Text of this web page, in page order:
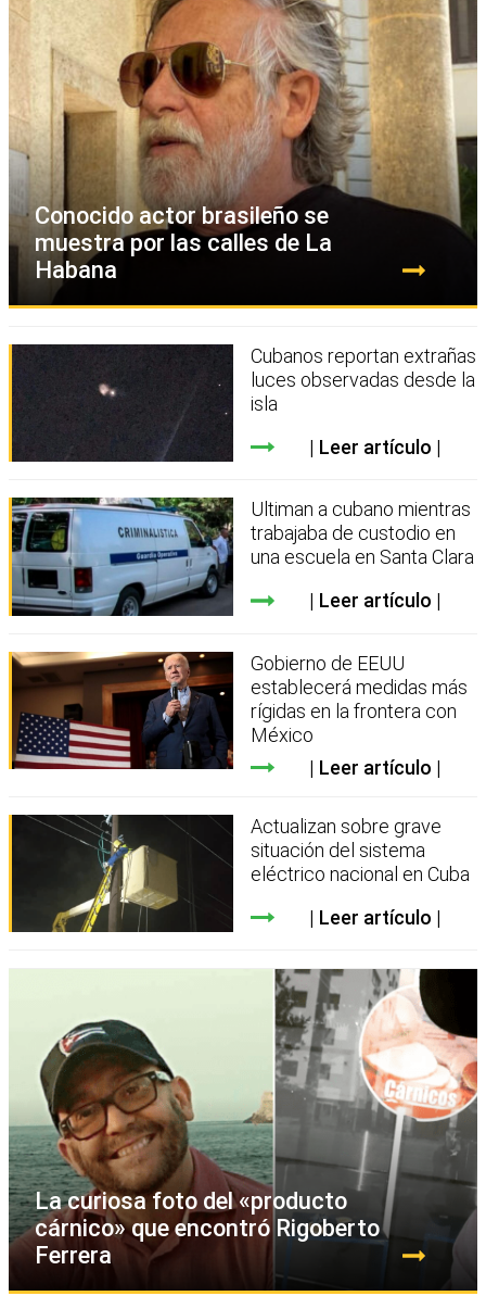
Conocido actor brasileño se
muestra por las calles de La
Habana
Cubanos reportan extrañas
luces observadas desde la
isla
Leer artículo
Ultiman a cubano mientras
trabajaba de custodio en
una escuela en Santa Clara
Leer artículo
Gobierno de EEUU
establecerá medidas más
rígidas en la frontera con
México
Leer artículo
Actualizan sobre grave
situación del sistema
eléctrico nacional en Cuba
Leer artículo
La curiosa foto del «producto
cárnico» que encontró Rigoberto
Ferrera